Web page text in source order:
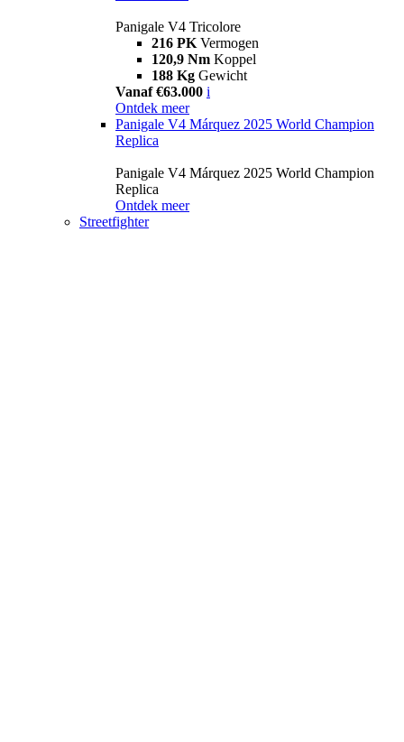
Panigale V4 Tricolore
216 PK Vermogen
120,9 Nm Koppel
188 Kg Gewicht
Vanaf €63.000 i
Ontdek meer
Panigale V4 Márquez 2025 World Champion
Replica
Panigale V4 Márquez 2025 World Champion
Replica
Ontdek meer
Streetfighter